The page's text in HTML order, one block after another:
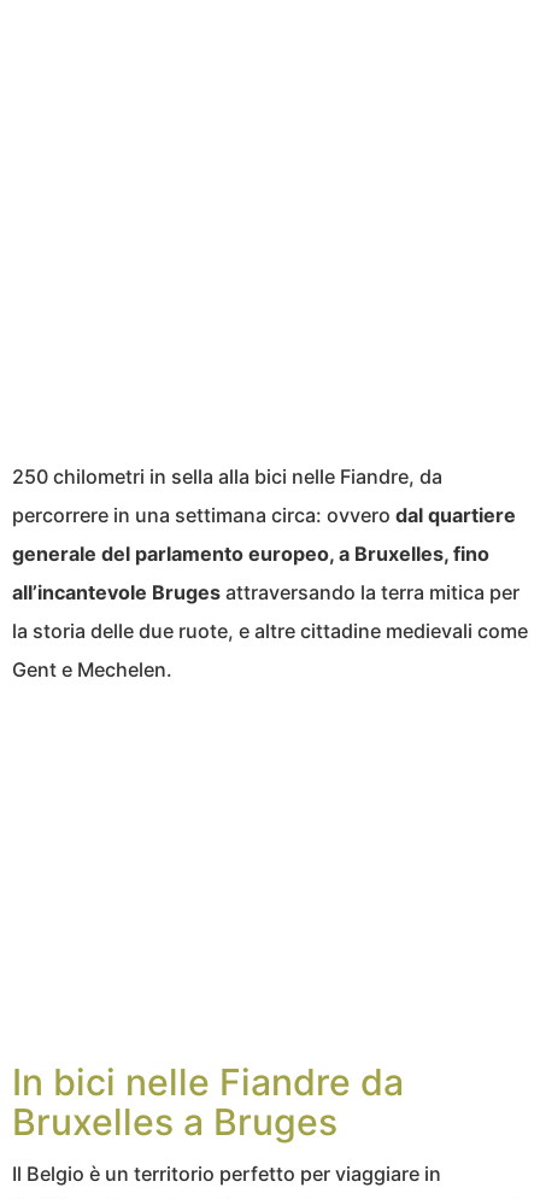
250 chilometri in sella alla bici nelle Fiandre, da
percorrere in una settimana circa: ovvero dal quartiere
generale del parlamento europeo, a Bruxelles, fino
all’incantevole Bruges attraversando la terra mitica per
la storia delle due ruote, e altre cittadine medievali come
Gent e Mechelen.
In bici nelle Fiandre da
Bruxelles a Bruges
Il Belgio è un territorio perfetto per viaggiare in